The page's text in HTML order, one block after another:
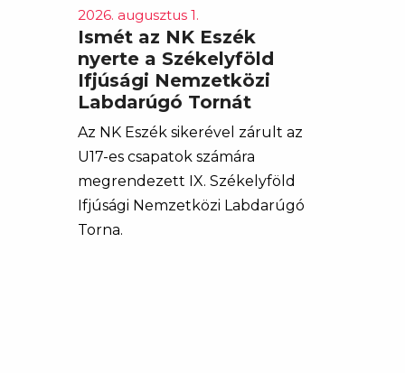
2026. augusztus 1.
Ismét az NK Eszék
nyerte a Székelyföld
Ifjúsági Nemzetközi
Labdarúgó Tornát
Az NK Eszék sikerével zárult az
U17-es csapatok számára
megrendezett IX. Székelyföld
Ifjúsági Nemzetközi Labdarúgó
Torna.